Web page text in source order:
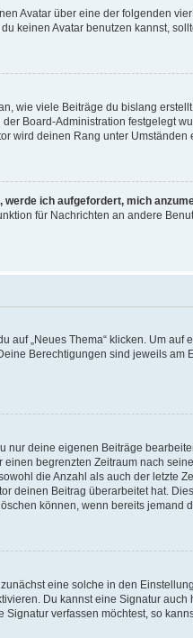
Avatar über eine der folgenden
keinen Avatar benutzen kannst,
wie viele Beiträge du bislang
Board-Administration festgelegt
wird deinen Rang unter Umständen
werde ich aufgefordert, mich
für Nachrichten an andere
auf „Neues Thema“ klicken. Um
Berechtigungen sind jeweils am
nur deine eigenen Beiträge
begrenzten Zeitraum nach
die Anzahl als auch der letzte
deinen Beitrag überarbeitet hat.
können, wenn bereits jemand
eine solche in den
Du kannst eine Signatur
verfassen möchtest, so